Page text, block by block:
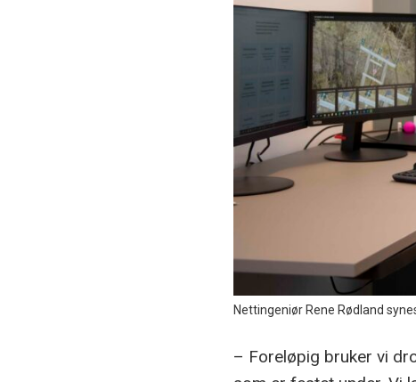
Nettingeniør Rene Rødland
– Foreløpig bruker vi